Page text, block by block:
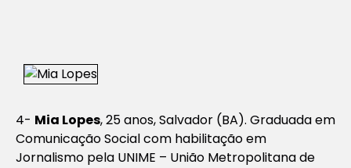
4- Mia Lopes, 25 anos, Salvador (BA). Graduada em
Comunicação Social com habilitação em
Jornalismo pela UNIME – União Metropolitana de